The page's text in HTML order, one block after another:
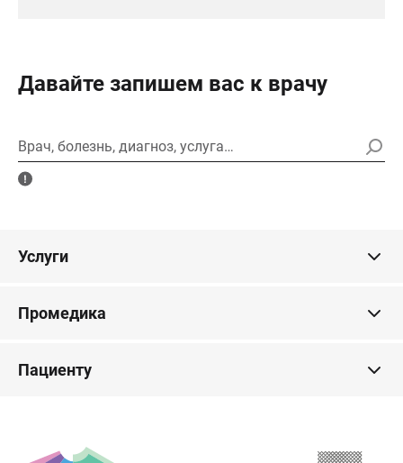
Давайте запишем вас к врачу
Врач, болезнь, диагноз, услуга…
Услуги
Промедика
Пациенту